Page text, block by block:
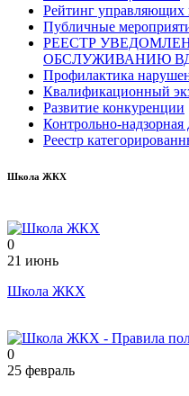
Рейтинг управляющих
Публичные
РЕЕСТР
ОБСЛУЖИВАНИЮ
Профилактика
Квалификационный
Развитие конкуренции
Контрольно-надзорная
Реестр
Школа ЖКХ
0
21 июнь
Школа ЖКХ
0
25 февраль